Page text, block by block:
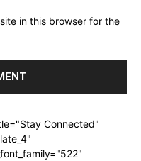
in this browser for the
Connected"